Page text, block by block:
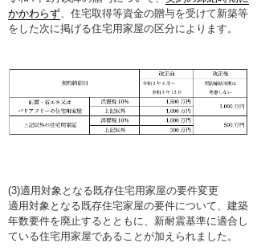
かかわらず 、住宅取得等資金の贈与を受けて新築等
をした次に掲げる住宅用家屋の区分によります。
(3)適用対象となる既存住宅用家屋の要件変更
適用対象となる既存住宅家屋の要件について、建築
年数要件を廃止するとともに、新耐震基準に適合し
ている住宅用家屋であることが加えられました。